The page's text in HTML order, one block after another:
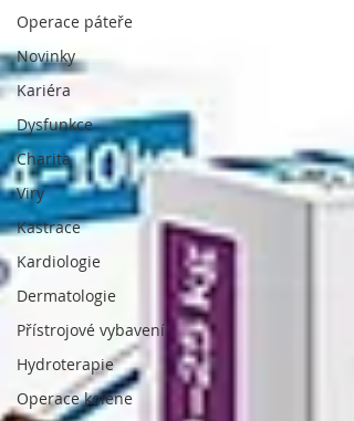
Operace páteře
Novinky
Kariéra
Dysfunkce
Charita
Viry
Kastrace
Kardiologie
Dermatologie
Přístrojové vybavení
Hydroterapie
Operace kolene